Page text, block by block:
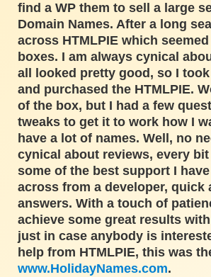
find a WP them to sell a large
Domain Names. After a long
across HTMLPIE which
boxes. I am always cynical
all looked pretty good, so I
and purchased the HTMLPIE.
of the box, but I had a few
tweaks to get it to work how I
have a lot of names. Well, no
cynical about reviews, every
some of the best support I
across from a developer, quick
answers. With a touch of
achieve some great results
just in case anybody is
help from HTMLPIE, this was
www.HolidayNames.com.